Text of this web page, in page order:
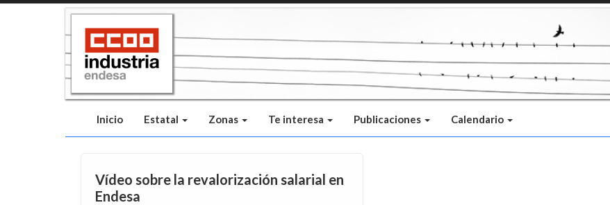
Inicio Estatal Zonas Te interesa Publicaciones Calendario
Vídeo sobre la revalorización salarial en
Endesa